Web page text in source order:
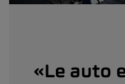
«Le auto